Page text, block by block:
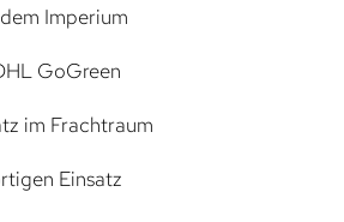
Imperium
GoGreen
im Frachtraum
Einsatz